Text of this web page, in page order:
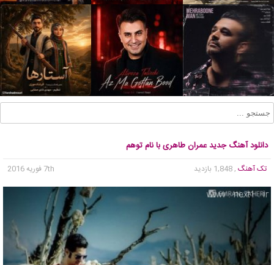
دانلود آهنگ جدید عمران طاهری با نام توهم
تک آهنگ , 1,848 بازدید 7th فوریه 2016